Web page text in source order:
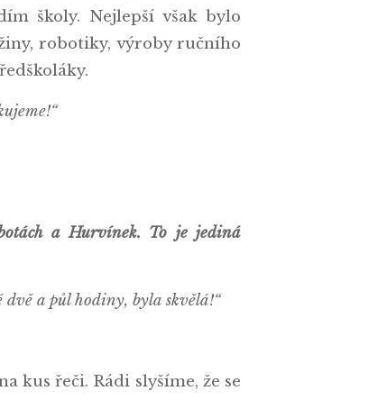
školy. Nejlepší však bylo
robotiky, výroby ručního
a Hurvínek. To je jediná
a půl hodiny, byla skvělá!“
kus řeči. Rádi slyšíme, že se